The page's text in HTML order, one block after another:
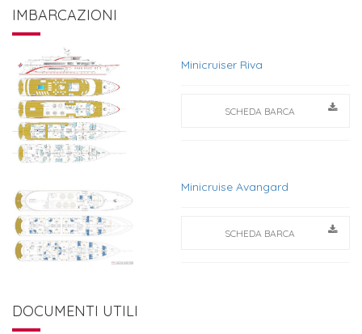
IMBARCAZIONI
Minicruiser Riva
SCHEDA BARCA
Minicruise Avangard
SCHEDA BARCA
DOCUMENTI UTILI